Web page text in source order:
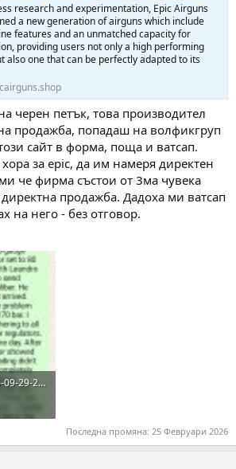
research and experimentation, Epic Airguns
a new generation of airguns which include
features and an unmatched capacity for
providing users not only a high performing
also one that can be perfectly adapted to its
черен петък, това производител
продажба, попадаш на волфикгруп
сайт в форма, поща и ватсап.
за epic, да им намеря директен
ми че фирма състои от 3ма чувека
продажба. Дадоха ми ватсап
на него - без отговор.
Screenshot_2026-02-25-09-29-28-973_com.whatsapp.jpg
Последна промяна: 25 Февруари 2026